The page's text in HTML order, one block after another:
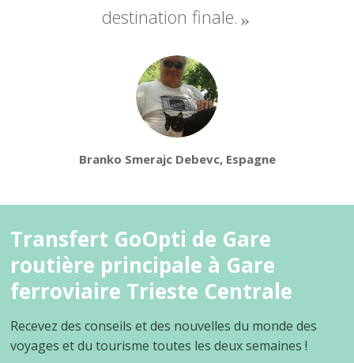
destination finale.
Branko Smerajc Debevc, Espagne
Transfert GoOpti de Gare
routière principale à Gare
ferroviaire Trieste Centrale
Recevez des conseils et des nouvelles du monde des
voyages et du tourisme toutes les deux semaines !